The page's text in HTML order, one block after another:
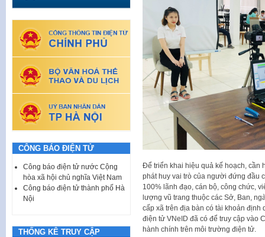
Để triển khai hiệu quả kế hoạch, cần
phát huy vai trò của người đứng đầu
100% lãnh đạo, cán bộ, công chức,
lượng vũ trang thuộc các Sở, Ban,
cấp xã trên địa bàn có tài khoản
điện tử VNeID đã có để truy cập vào
hành chính trên môi trường điện tử.
CÔNG BÁO ĐIỆN TỬ
Công báo điện tử nước Cộng
hòa xã hội chủ nghĩa Việt Nam
Công báo điện tử thành phố Hà
Nội
THỐNG KÊ TRUY CẬP